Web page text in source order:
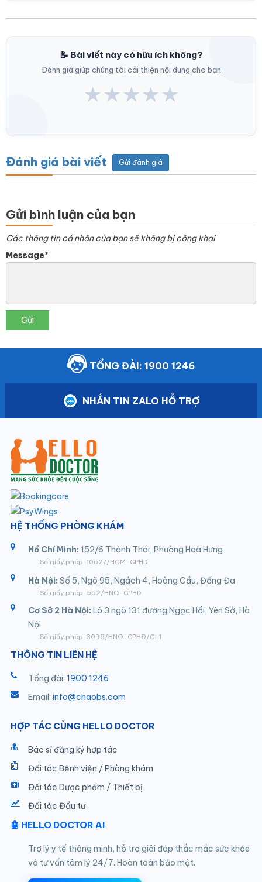
📝 Bài viết này có hữu ích không?
Đánh giá giúp chúng tôi cải thiện nội dung cho bạn
★★★★★
Đánh giá bài viết Gửi đánh giá
Gửi bình luận của bạn
Các thông tin cá nhân của bạn sẽ không bị công khai
Message*
Gửi
TỔNG ĐÀI: 1900 1246
NHẮN TIN ZALO HỖ TRỢ
HỆ THỐNG PHÒNG KHÁM
Hồ Chí Minh: 152/6 Thành Thái, Phường Hoà Hưng
Số giấy phép: 10627/HCM-GPHD
Hà Nội: Số 5, Ngõ 95, Ngách 4, Hoàng Cầu, Đống Đa
Số giấy phép: 562/HNO-GPHD
Cơ Sở 2 Hà Nội: Lô 3 ngõ 131 đường Ngọc Hồi, Yên Sở, Hà
Nội
Số giấy phép: 3095/HNO-GPHĐ/CL1
THÔNG TIN LIÊN HỆ
Tổng đài: 1900 1246
Email: info@chaobs.com
HỢP TÁC CÙNG HELLO DOCTOR
Bác sĩ đăng ký hợp tác
Đối tác Bệnh viện / Phòng khám
Đối tác Dược phẩm / Thiết bị
Đối tác Đầu tư
🤖 HELLO DOCTOR AI
Trợ lý y tế thông minh, hỗ trợ giải đáp thắc mắc sức khỏe
và tư vấn tâm lý 24/7. Hoàn toàn bảo mật.